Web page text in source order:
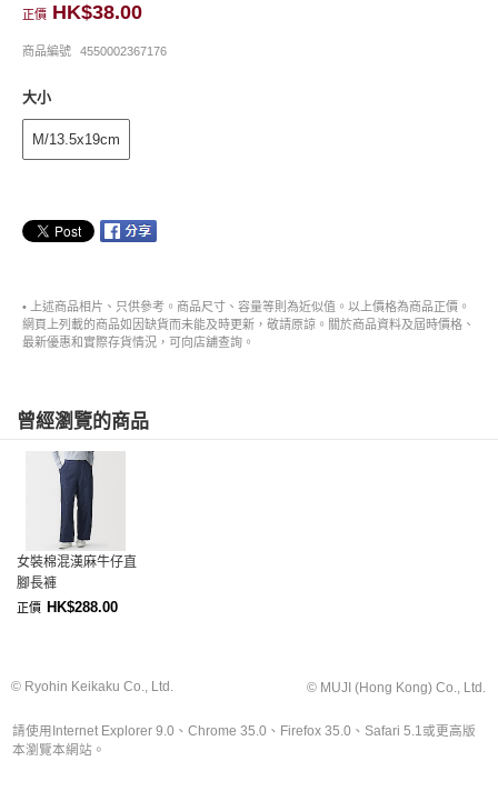
正價 HK$38.00
商品編號 4550002367176
大小
M/13.5x19cm
• 上述商品相片、只供參考。商品尺寸、容量等則為近似值。以上價格為商品正價。
網頁上列載的商品如因缺貨而未能及時更新，敬請原諒。關於商品資料及屆時價格、
最新優惠和實際存貨情況，可向店舖查詢。
曾經瀏覽的商品
女裝棉混漢麻牛仔直
腳長褲
正價 HK$288.00
© Ryohin Keikaku Co., Ltd. © MUJI (Hong Kong) Co., Ltd.
請使用Internet Explorer 9.0、Chrome 35.0、Firefox 35.0、Safari 5.1或更高版
本瀏覽本網站。